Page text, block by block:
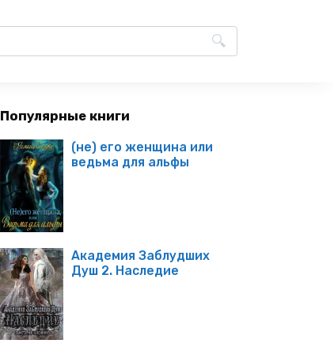
Популярные книги
(не) его женщина или
ведьма для альфы
Академия Заблудших
Душ 2. Наследие